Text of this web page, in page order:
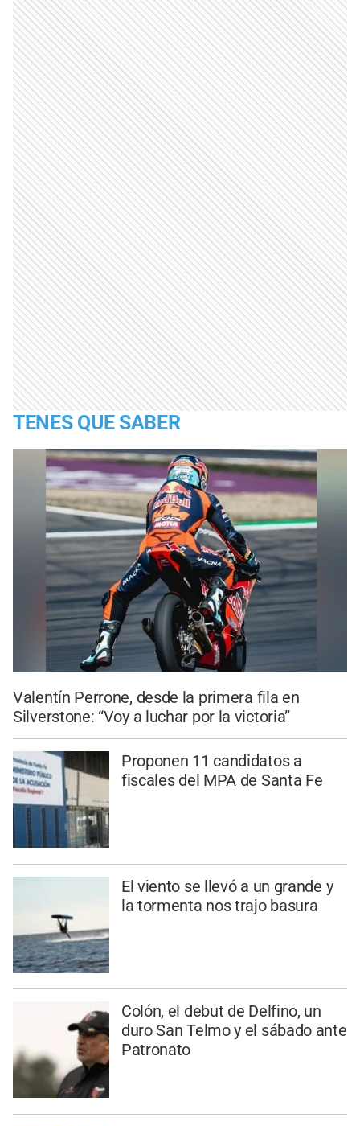
TENES QUE SABER
Valentín Perrone, desde la primera fila en
Silverstone: “Voy a luchar por la victoria”
Proponen 11 candidatos a
fiscales del MPA de Santa Fe
El viento se llevó a un grande y
la tormenta nos trajo basura
Colón, el debut de Delfino, un
duro San Telmo y el sábado ante
Patronato